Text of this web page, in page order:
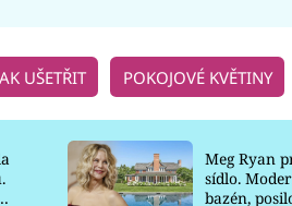
UŠETŘIT POKOJOVÉ KVĚTINY
Meg Ryan
sídlo.
bazén,